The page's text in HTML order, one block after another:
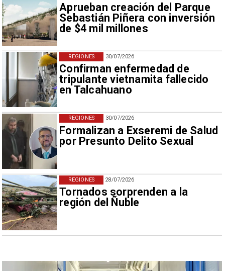
Aprueban creación del Parque
Sebastián Piñera con inversión
de $4 mil millones
30/07/2026
Confirman enfermedad de
tripulante vietnamita fallecido
en Talcahuano
REGIONES
30/07/2026
Formalizan a Exseremi de Salud
por Presunto Delito Sexual
REGIONES
28/07/2026
Tornados sorprenden a la
región del Ñuble
REGIONES